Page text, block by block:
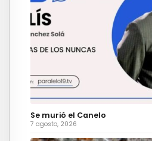
Se murió el Canelo
7 agosto, 2026